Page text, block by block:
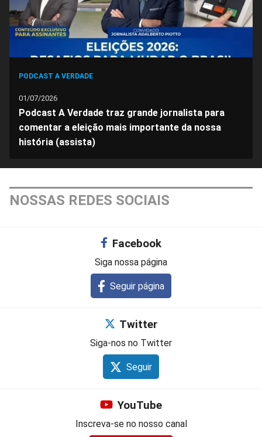
PODCAST A VERDADE
01/07/2026
Podcast A Verdade traz grande jornalista para
comentar a eleição mais importante da nossa
história (assista)
NOSSAS REDES SOCIAIS
Facebook
Siga nossa página
Seguir página
Twitter
Siga-nos no Twitter
Seguir
YouTube
Inscreva-se no nosso canal